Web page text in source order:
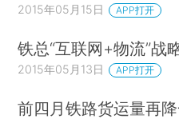
2015年05月15日 APP打开
铁总“互联网+物流”战
2015年05月13日 APP打开
前四月铁路货运量再